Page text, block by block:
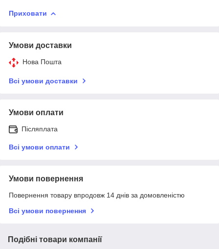
Приховати
Умови доставки
Нова Пошта
Всі умови доставки
Умови оплати
Післяплата
Всі умови оплати
Умови повернення
Повернення товару впродовж 14 днів за домовленістю
Всі умови повернення
Подібні товари компанії